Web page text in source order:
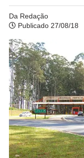
Da Redação
Publicado 27/08/18